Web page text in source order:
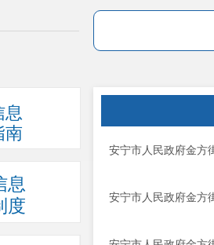
息
南
息
度
安宁市人民政府金方
安宁市人民政府金方